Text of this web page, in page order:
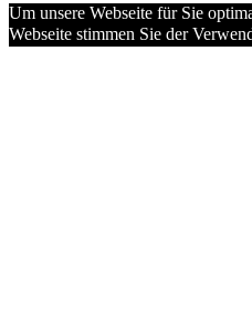
Um unsere Webseite für Sie
Webseite stimmen Sie der